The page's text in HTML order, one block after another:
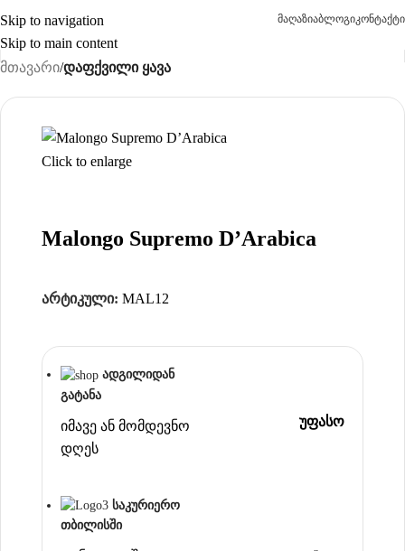
Skip to navigation
Skip to main content
მაღაზიაბლოგიკონტაქტი
მთავარი დაფქვილი ყავა
Click to enlarge
Malongo Supremo D’Arabica
არტიკული: MAL12
ადგილიდან
გატანა
იმავე ან მომდევნო
დღეს
უფასო
საკურიერო
თბილისში